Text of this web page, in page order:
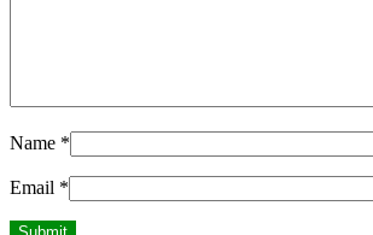
Name *
Email *